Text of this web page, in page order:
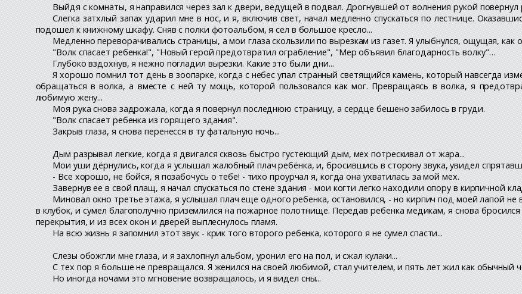
Выйдя с комнаты, я направился через зал к двери, ведущей в подвал. Дрогнувшей от волнения рукой повернул
Слегка затхлый запах ударил мне в нос, и я, включив свет, начал медленно спускаться по лестнице.
подошел к книжному шкафу. Сняв с полки фотоальбом, я сел в большое кресло...
Медленно переворачивались страницы, а мои глаза скользили по вырезкам из газет. Я улыбнулся, ощущая,
"Волк спасает ребенка!", "Новый герой предотвратил ограбление", "Мер объявил благодарность волку"…
Глубоко вздохнув, я нежно погладил вырезки. Какие это были дни...
Я хорошо помнил тот день в зоопарке, когда с небес упал странный светящийся камень, который навсегда
обращаться в волка, а вместе с ней ту мощь, которой пользовался как мог. Превращаясь в волка, я
любимую жену...
Моя рука снова задрожала, когда я повернул последнюю страницу, а сердце бешено забилось в груди.
"Волк спасает ребенка из горящего здания".
Закрыв глаза, я снова перенесся в ту фатальную ночь...
Дым разрывал легкие, когда я двигался сквозь быстро густеющий дым, мех потрескивал от жара...
Мои уши дёрнулись, когда я услышал жалобный плач ребёнка, и, бросившись в сторону звука, увидел
- Все хорошо, не бойся, я позабочусь о тебе! - тихо проурчал я, когда она ухватилась за мой мех.
Завернув ее в свой плащ, я начал спускаться по стене здания - мои когти легко находили опору в кирпичной
Миновал окно третье этажа, я услышал плач еще одного ребенка, остановился, - но кирпич под моей лапой
в клубок, и сумел благополучно приземлился на пожарное полотнище. Передав ребенка медикам, я снова
перекрытия, и из всех окон и дверей выплеснулось пламя.
На всю жизнь я запомнил этот звук - крик того второго ребенка, которого я не сумел спасти...
Слезы обожгли мне глаза, и я захлопнул альбом, уронил его на пол, и сжал кулаки...
С тех пор я больше не превращался. Я женился на своей любимой, стал учителем, и пять лет жил как обычный
Но иногда ночами это мгновение возвращалось, и я видел сны...